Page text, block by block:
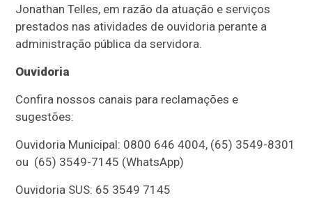
Jonathan Telles, em razão da atuação e serviços
prestados nas atividades de ouvidoria perante a
administração pública da servidora.
Ouvidoria
Confira nossos canais para reclamações e
sugestões:
Ouvidoria Municipal: 0800 646 4004, (65) 3549-8301
ou (65) 3549-7145 (WhatsApp)
Ouvidoria SUS: 65 3549 7145